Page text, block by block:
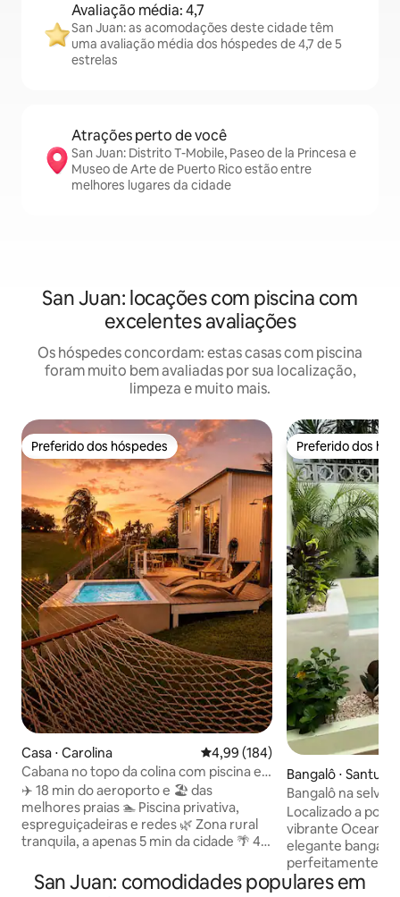
Avaliação média: 4,7
San Juan: as acomodações deste cidade têm
uma avaliação média dos hóspedes de 4,7 de 5
estrelas
Atrações perto de você
San Juan: Distrito T-Mobile, Paseo de la Princesa e
Museo de Arte de Puerto Rico estão entre
melhores lugares da cidade
San Juan: locações com piscina com
excelentes avaliações
Os hóspedes concordam: estas casas com piscina
foram muito bem avaliadas por sua localização,
limpeza e muito mais.
Preferido dos hóspedes
Preferido dos hóspedes
Casa ⋅ Carolina 4,99 de uma avaliação média de
4,99 (184)
Cabana no topo da colina com piscina e
vista – a 18 minutos do aeroporto
✈️ 18 min do aeroporto e 🏖️ das
melhores praias 🏊 Piscina privativa,
espreguiçadeiras e redes 🌿 Zona rural
tranquila, a apenas 5 min da cidade 🌴 45
Cabana no topo da colina com vista para
o mar e para a montanha 🛏 Cama
Preferido dos
Preferido dos
Bangalô ⋅
Bangalô na selva
Piscina de
Localizado a
vibrante Ocean
elegante bangalô
perfeitamente
com serenidade tropical.
San Juan: comodidades populares em